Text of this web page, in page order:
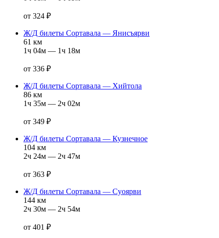
от 324 ₽
Ж/Д билеты Сортавала — Янисъярви
61 км
1ч 04м — 1ч 18м
от 336 ₽
Ж/Д билеты Сортавала — Хийтола
86 км
1ч 35м — 2ч 02м
от 349 ₽
Ж/Д билеты Сортавала — Кузнечное
104 км
2ч 24м — 2ч 47м
от 363 ₽
Ж/Д билеты Сортавала — Суоярви
144 км
2ч 30м — 2ч 54м
от 401 ₽